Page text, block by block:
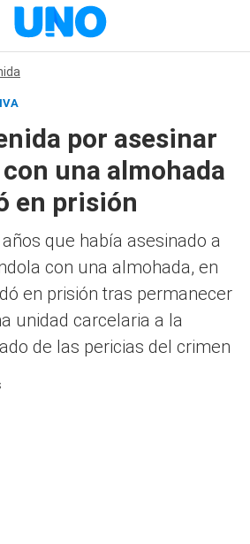
por asesinar
una almohada
en prisión
que había asesinado a
con una almohada, en
en prisión tras permanecer
unidad carcelaria a la
de las pericias del crimen